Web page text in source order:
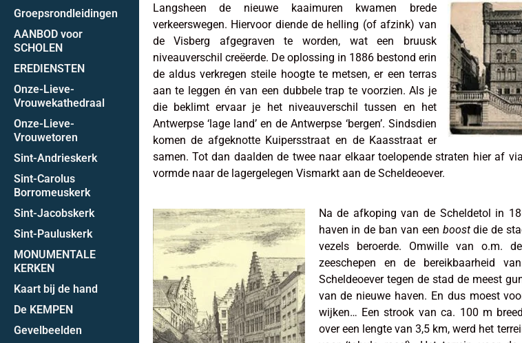
Groepsrondleidingen
AANBOD voor
SCHOLEN
EREDIENSTEN
Onze-Lieve-
Vrouwekathedraal
Onze-Lieve-
Vrouwetoren
Sint-Andrieskerk
Sint-Carolus
Borromeuskerk
Sint-Jacobskerk
Sint-Pauluskerk
MONUMENTALE
KERKEN
Kaart bij de hand
De KEMPEN
Gevelbeelden
Langsheen de nieuwe kaaimuren kwamen brede
verkeerswegen. Hiervoor diende de helling (of afzink) van
de Visberg afgegraven te worden, wat een bruusk
niveauverschil creëerde. De oplossing in 1886 bestond erin
de aldus verkregen steile hoogte te metsen, er een terras
aan te leggen én van een dubbele trap te voorzien. Als je
die beklimt ervaar je het niveauverschil tussen en het
Antwerpse ‘lage land’ en de Antwerpse ‘bergen’. Sindsdien
komen de afgeknotte Kuipersstraat en de Kaasstraat er
samen. Tot dan daalden de twee naar elkaar toelopende straten hier af
vormde naar de lagergelegen Vismarkt aan de Scheldeoever.
Na de afkoping van de Scheldetol in
haven in de ban van een boostdie de
vezels beroerde. Omwille van o.m.
zeeschepen en de bereikbaarheid
Scheldeoever tegen de stad de meest
van de nieuwe haven. En dus moest
wijken… Een strook van ca. 100 m
over een lengte van 3,5 km, werd het